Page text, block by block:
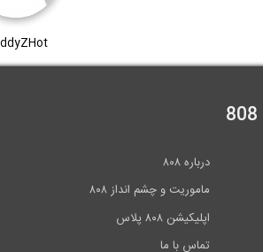
درباره ۸۰۸
ماموریت و چشم انداز ۸۰۸
اپلیکیشن ۸۰۸ پلاس
تماس با ما